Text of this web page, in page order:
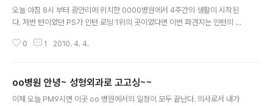
오늘 아침 8시 부터 광안리에 위치한 0000병원에서 4주간의 생활이 시작된
다. 저번 턴이었던 PS가 인턴 로딩 1위의 곳이었다면 이번 파견지는 인턴의 천
기 근무는 아침 8시부터 담날 아침 8시까지 24시간 근무를 하게 되는데 아침 8
환자 2명, slip down (drunken) 1명, Urticaria 1명 정도... 해운대 백병원이
개원한 이후로 상대적으로 이곳은 조금 한가해진듯~ 자,자... 파이팅~*^^*
0 1 2010. 4. 4.
oo병원 안녕~ 성형외과로 고고싱~~
이제 오늘 PM9시면 이곳 oo 병원에서의 일정이 모두 끝난다. 의사로서 내가